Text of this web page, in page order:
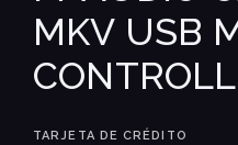
MKV USB
TARJETA DE CRÉDITO